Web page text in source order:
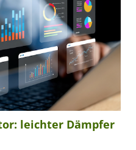
leichter Dämpfer